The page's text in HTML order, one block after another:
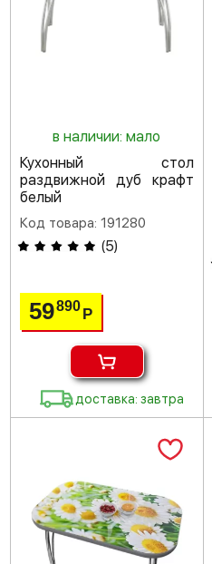
в наличии: мало
Кухонный стол
раздвижной дуб крафт
белый
Код товара: 191280
(5)
59890 Р
доставка: завтра